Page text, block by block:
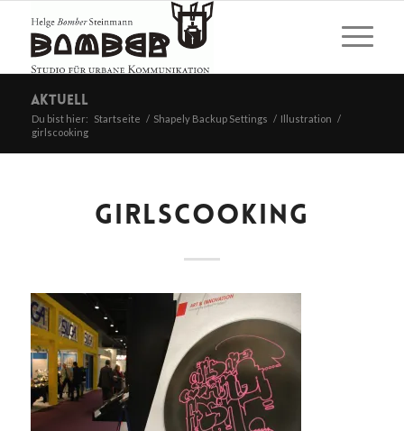
Aktuell
Du bist hier: Startseite / Shapely Backup Settings / Illustration /
girlscooking
GIRLSCOOKING